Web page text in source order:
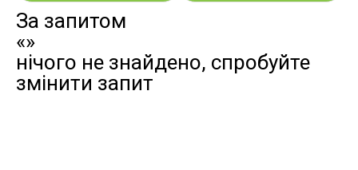
яєць
дріжджів
За запитом
«»
нічого не знайдено, спробуйте
змінити запит